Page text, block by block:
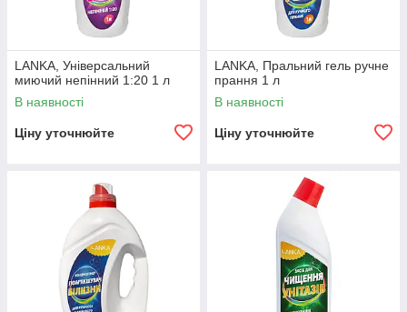
LANKA, Універсальний
миючий непінний 1:20 1 л
В наявності
Ціну уточнюйте
LANKA, Пральний гель ручне
прання 1 л
В наявності
Ціну уточнюйте